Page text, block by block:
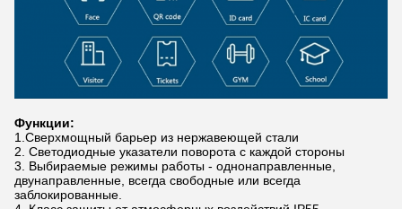
Функции:
1.Сверхмощный барьер из нержавеющей стали
2. Светодиодные указатели поворота с каждой стороны
3. Выбираемые режимы работы - однонаправленные,
двунаправленные, всегда свободные или всегда
заблокированные.